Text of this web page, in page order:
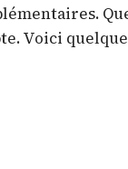
Voici